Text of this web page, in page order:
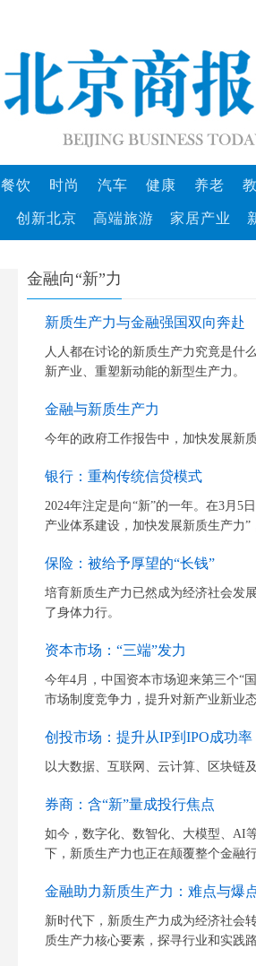
餐饮 时尚 汽车 健康 养老
创新北京 高端旅游 家居产业
金融向“新”力
新质生产力与金融强国双向奔赴
人人都在讨论的新质生产力究竟是什
新产业、重塑新动能的新型生产力。
金融与新质生产力
今年的政府工作报告中，加快发展新
银行：重构传统信贷模式
2024年注定是向“新”的一年。在3月5
产业体系建设，加快发展新质生产力
保险：被给予厚望的“长钱”
培育新质生产力已然成为经济社会发
了身体力行。
资本市场：“三端”发力
今年4月，中国资本市场迎来第三个“
市场制度竞争力，提升对新产业新业
创投市场：提升从IP到IPO成功率
以大数据、互联网、云计算、区块链
券商：含“新”量成投行焦点
如今，数字化、数智化、大模型、AI
下，新质生产力也正在颠覆整个金融
金融助力新质生产力：难点与爆
新时代下，新质生产力成为经济社会
质生产力核心要素，探寻行业和实践